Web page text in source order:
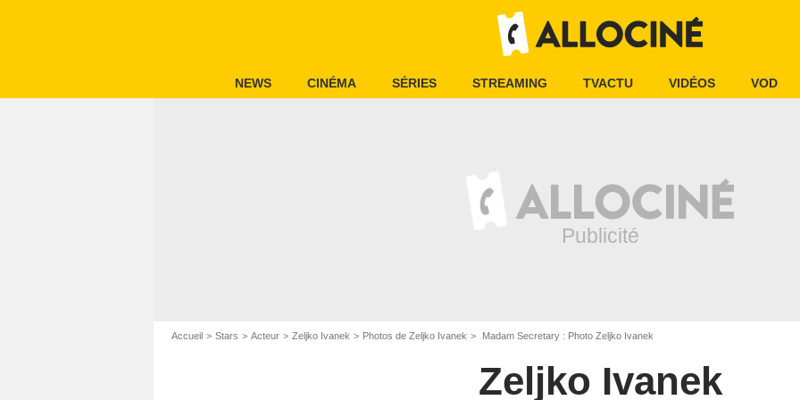
NEWS CINÉMA SÉRIES STREAMING TVACTU VIDÉOS VOD
Accueil Stars Acteur Zeljko Ivanek Photos de Zeljko Ivanek Madam Secretary : Photo Zeljko Ivanek
Zeljko Ivanek